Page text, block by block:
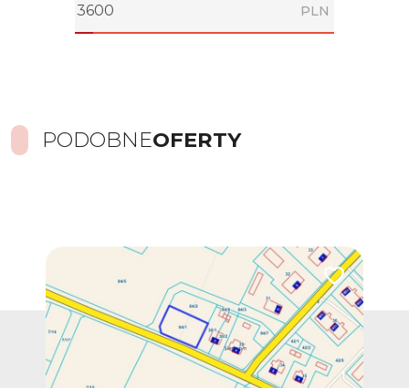
PLN
PODOBNEOFERTY
Dodaj do